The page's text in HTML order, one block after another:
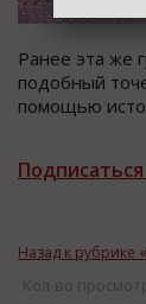
Ранее эта же
подобный
помощью
Назад к рубрике
Кол-во